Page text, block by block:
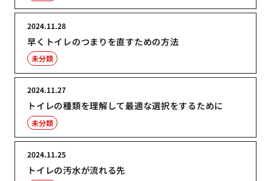
早くトイレのつまりを直すための方法
2024.11.28
未分類
トイレの種類を理解して最適な選択をするために
2024.11.27
未分類
トイレの汚水が流れる先
2024.11.25